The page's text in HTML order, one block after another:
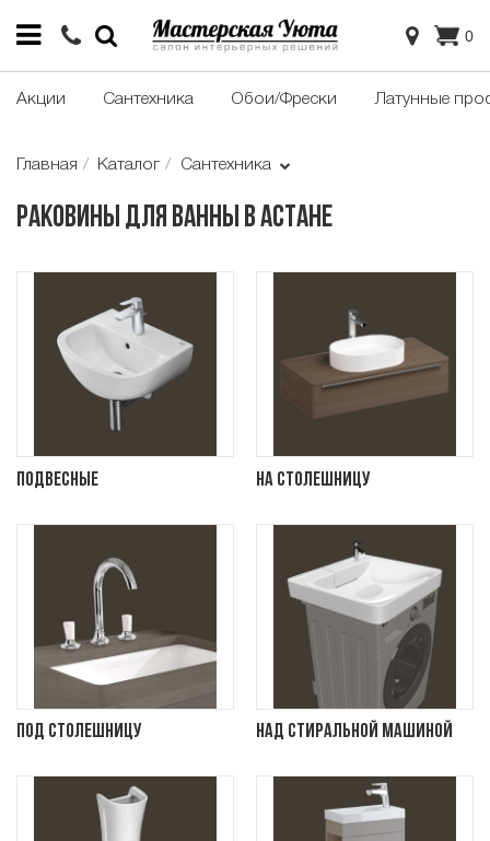
0
Акции Сантехника Обои/Фрески Латунные
Главная Каталог Сантехника
Раковины для ванны в Астане
Подвесные На столешницу
Под столешницу Над стиральной машиной